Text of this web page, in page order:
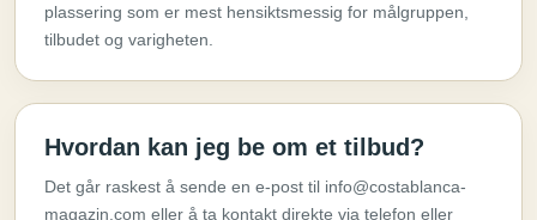
plassering som er mest hensiktsmessig for målgruppen,
tilbudet og varigheten.
Hvordan kan jeg be om et tilbud?
Det går raskest å sende en e-post til info@costablanca-
magazin.com eller å ta kontakt direkte via telefon eller